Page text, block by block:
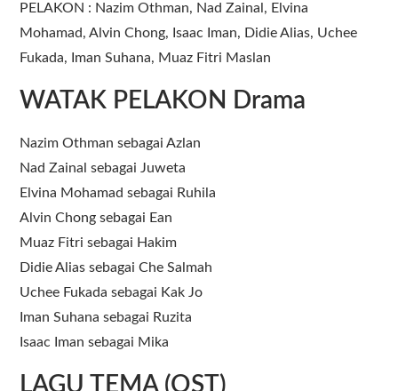
PELAKON : Nazim Othman, Nad Zainal, Elvina
Mohamad, Alvin Chong, Isaac Iman, Didie Alias, Uchee
Fukada, Iman Suhana, Muaz Fitri Maslan
WATAK PELAKON Drama
Nazim Othman sebagai Azlan
Nad Zainal sebagai Juweta
Elvina Mohamad sebagai Ruhila
Alvin Chong sebagai Ean
Muaz Fitri sebagai Hakim
Didie Alias sebagai Che Salmah
Uchee Fukada sebagai Kak Jo
Iman Suhana sebagai Ruzita
Isaac Iman sebagai Mika
LAGU TEMA (OST)